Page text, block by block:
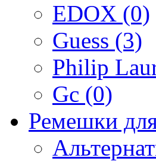
EDOX (0)
Guess (3)
Philip
Gc (0)
Ремешки